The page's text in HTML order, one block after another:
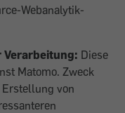
Webanalytik-
Diese
Matomo. Zweck
Erstellung von